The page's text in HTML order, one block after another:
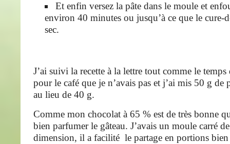
Et enfin versez la pâte dans le moule et
environ 40 minutes ou jusqu’à ce que le cure-
sec.
J’ai suivi la recette à la lettre tout comme le temps
pour le café que je n’avais pas et j’ai mis 50 g de
au lieu de 40 g.
Comme mon chocolat à 65 % est de très bonne
bien parfumer le gâteau. J’avais un moule carré
dimension, il a facilité le partage en portions bien